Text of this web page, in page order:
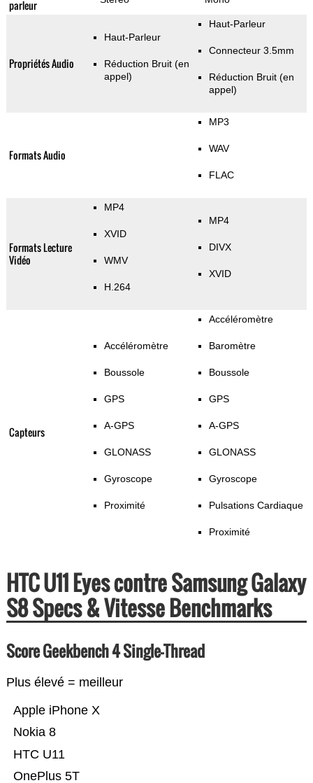
parleur
Propriétés Audio
Haut-Parleur
Réduction Bruit (en
appel)
Haut-Parleur
Connecteur 3.5mm
Réduction Bruit (en
appel)
Formats Audio
MP3
WAV
FLAC
Formats Lecture
Vidéo
MP4
XVID
WMV
H.264
MP4
DIVX
XVID
Capteurs
Accéléromètre
Boussole
GPS
A-GPS
GLONASS
Gyroscope
Proximité
Accéléromètre
Baromètre
Boussole
GPS
A-GPS
GLONASS
Gyroscope
Pulsations Cardiaque
Proximité
HTC U11 Eyes contre Samsung Galaxy
S8 Specs & Vitesse Benchmarks
Score Geekbench 4 Single-Thread
Plus élevé = meilleur
OnePlus 5T
HTC U11
Nokia 8
Apple iPhone X